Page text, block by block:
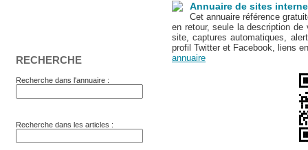
RECHERCHE
Recherche dans l'annuaire :
Recherche dans les articles :
Annuaire de sites
Cet annuaire référence
en retour, seule la description
site, captures automatiques,
profil Twitter et Facebook, liens
annuaire